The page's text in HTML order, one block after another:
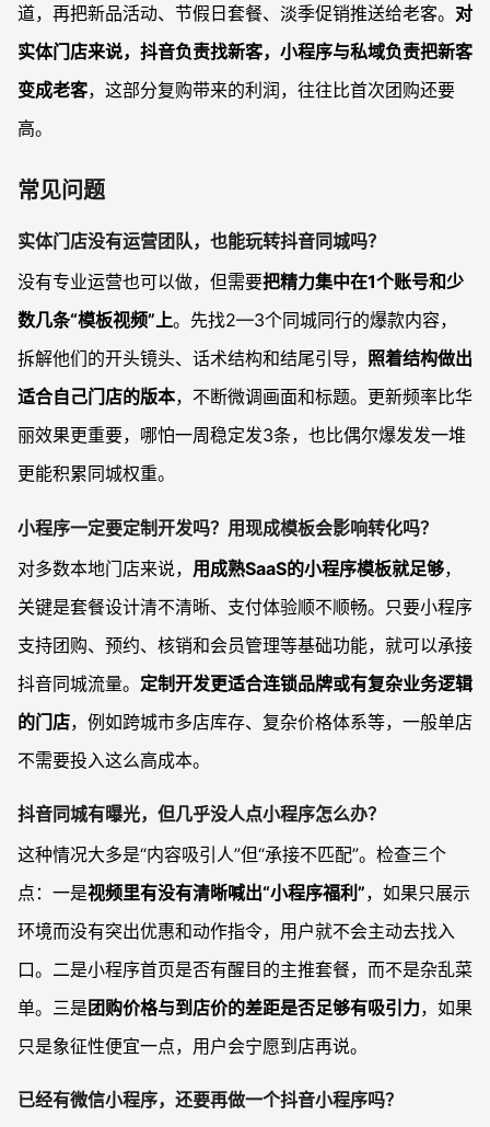
道，再把新品活动、节假日套餐、淡季促销推送给老客。 对
实体门店来说，抖音负责找新客，小程序与私域负责把新客
变成老客，这部分复购带来的利润，往往比首次团购还要
高。
常见问题
实体门店没有运营团队，也能玩转抖音同城吗？
没有专业运营也可以做，但需要把精力集中在1个账号和少
数几条“模板视频”上。先找2—3个同城同行的爆款内容，
拆解他们的开头镜头、话术结构和结尾引导， 照着结构做出
适合自己门店的版本，不断微调画面和标题。更新频率比华
丽效果更重要，哪怕一周稳定发3条，也比偶尔爆发发一堆
更能积累同城权重。
小程序一定要定制开发吗？用现成模板会影响转化吗？
对多数本地门店来说， 用成熟SaaS的小程序模板就足够，
关键是套餐设计清不清晰、支付体验顺不顺畅。只要小程序
支持团购、预约、核销和会员管理等基础功能，就可以承接
抖音同城流量。 定制开发更适合连锁品牌或有复杂业务逻辑
的门店，例如跨城市多店库存、复杂价格体系等，一般单店
不需要投入这么高成本。
抖音同城有曝光，但几乎没人点小程序怎么办？
这种情况大多是“内容吸引人”但“承接不匹配”。检查三个
点：一是视频里有没有清晰喊出“小程序福利”，如果只展示
环境而没有突出优惠和动作指令，用户就不会主动去找入
口。二是小程序首页是否有醒目的主推套餐，而不是杂乱菜
单。三是团购价格与到店价的差距是否足够有吸引力，如果
只是象征性便宜一点，用户会宁愿到店再说。
已经有微信小程序，还要再做一个抖音小程序吗？